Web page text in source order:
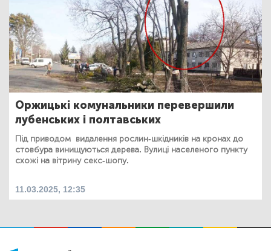
Оржицькі комунальники перевершили
лубенських і полтавських
Під приводом видалення рослин-шкідників на кронах до
стовбура винищуються дерева. Вулиці населеного пункту
схожі на вітрину секс-шопу.
11.03.2025, 12:35